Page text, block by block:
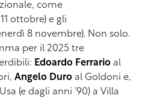
come
ottobre) e gli
8 novembre). Non solo.
per il 2025 tre
Edoardo Ferrario al
Angelo Duro al Goldoni e,
(e dagli anni ’90) a Villa